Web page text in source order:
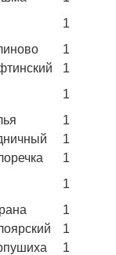
1
1
1
1
1
1
1
1
1
1
1